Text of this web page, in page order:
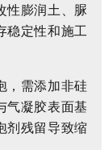
性膨润土、脲
稳定性和施工
，需添加非硅
气凝胶表面基
剂残留导致缩